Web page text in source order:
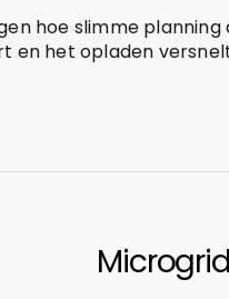
hoe slimme
en het opladen